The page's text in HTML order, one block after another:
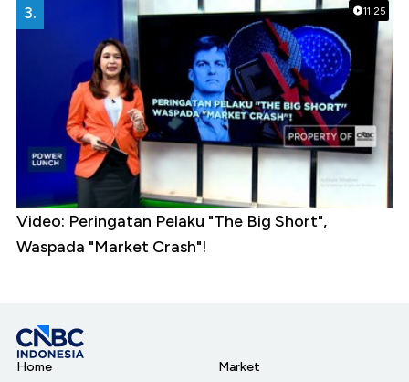
11:25
3.
Video: Peringatan Pelaku "The Big Short",
Waspada "Market Crash"!
Home
Market